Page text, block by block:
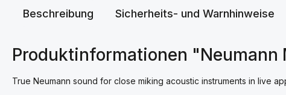
Beschreibung Sicherheits- und Warnhinweise
Produktinformationen "Neumann
True Neumann sound for close miking acoustic instruments in live